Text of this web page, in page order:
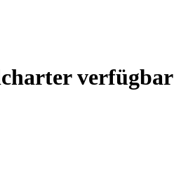
verfügbar